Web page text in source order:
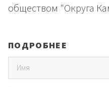
обществом "Округа
ПОДРОБНЕЕ